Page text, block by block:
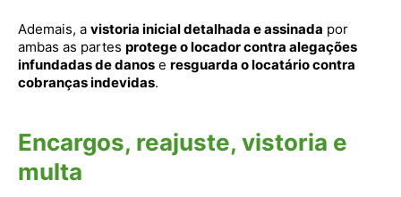
Ademais, a vistoria inicial detalhada e assinada por
ambas as partes protege o locador contra alegações
infundadas de danos e resguarda o locatário contra
cobranças indevidas.
Encargos, reajuste, vistoria e
multa